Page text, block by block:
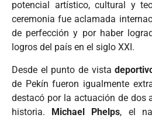
potencial artístico, cultural y
ceremonia fue aclamada
de perfección y por haber
logros del país en el siglo XXI.
Desde el punto de vista
de Pekín fueron igualmente
destacó por la actuación de dos
historia. Michael Phelps, el